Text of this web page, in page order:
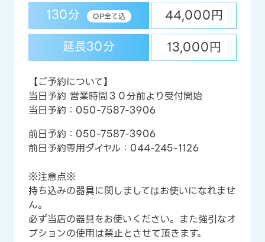
130分
OP全て込
44,000円
延長30分
13,000円
【ご予約について】
当日予約 営業時間３０分前より受付開始
当日予約： 050-7587-3906
前日予約： 050-7587-3906
前日予約専用ダイヤル： 044-245-1126
※注意点※
持ち込みの器具に関しましてはお使いになれませ
ん。
必ず当店の器具をお使いください。また強引なオ
プションの使用は禁止とさせて頂きます。